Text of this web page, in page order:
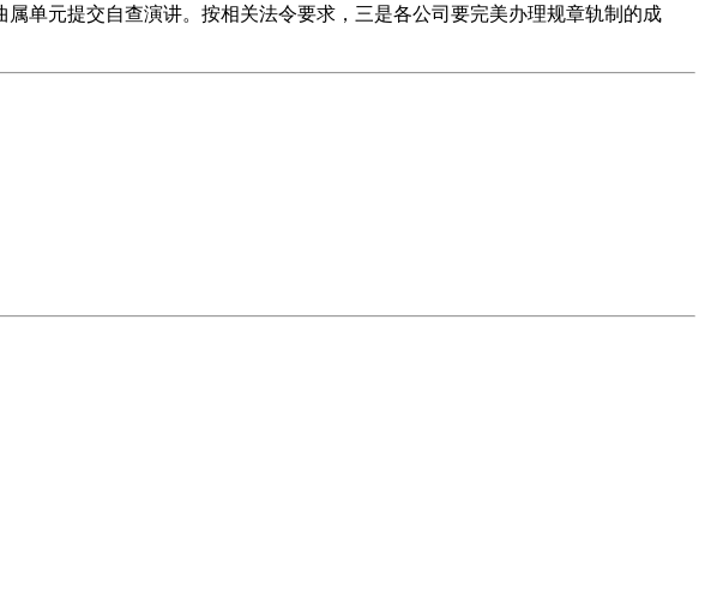
单元提交自查演讲。按相关法令要求，三是各公司要完美办理规章轨制的成